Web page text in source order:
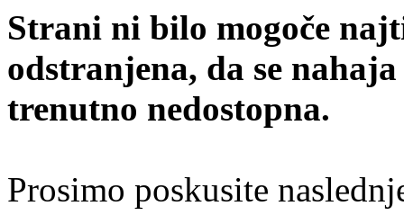
Strani ni bilo mogoče
odstranjena, da se
trenutno nedostopna.
Prosimo poskusite